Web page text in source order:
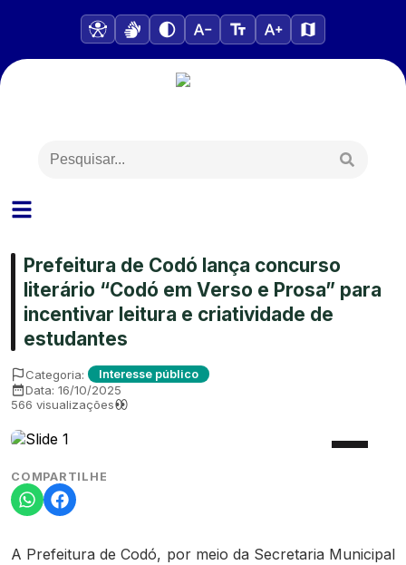
Prefeitura de Codó lança concurso
literário “Codó em Verso e Prosa” para
incentivar leitura e criatividade de
estudantes
Categoria: Interesse público
Data: 16/10/2025
566 visualizações
COMPARTILHE
A Prefeitura de Codó, por meio da Secretaria Municipal